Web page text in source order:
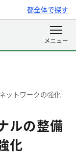
都全体で探す
ットワークの強化
ルの整備
化